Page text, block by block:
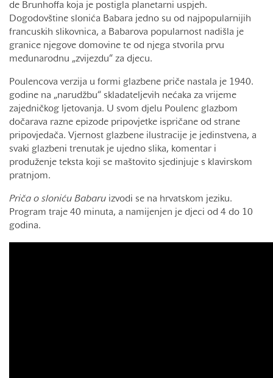
de Brunhoffa koja je postigla planetarni uspjeh.
Dogodovštine slonića Babara jedno su od najpopularnijih
francuskih slikovnica, a Babarova popularnost nadišla je
granice njegove domovine te od njega stvorila prvu
međunarodnu „zvijezdu“ za djecu.
Poulencova verzija u formi glazbene priče nastala je 1940.
godine na „narudžbu“ skladateljevih nećaka za vrijeme
zajedničkog ljetovanja. U svom djelu Poulenc glazbom
dočarava razne epizode pripovjetke ispričane od strane
pripovjedača. Vjernost glazbene ilustracije je jedinstvena, a
svaki glazbeni trenutak je ujedno slika, komentar i
produženje teksta koji se maštovito sjedinjuje s klavirskom
pratnjom.
Priča o sloniću Babaru izvodi se na hrvatskom jeziku.
Program traje 40 minuta, a namijenjen je djeci od 4 do 10
godina.